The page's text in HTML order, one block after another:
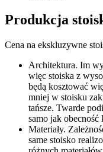
Produkcja
Cena na ekskluzywne
Architektura. Im
więc stoiska z
będą kosztować
mniej w stoisku
tańsze. Twarde
samo jak
Materiały.
same stoisko